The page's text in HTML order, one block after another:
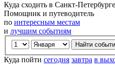
Куда сходить в Санкт-
Помощник и путеводитель
по интересным местам
и лучшим событиям
Куда пойти сегодня завтра в